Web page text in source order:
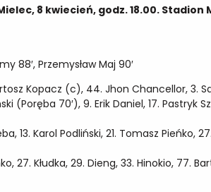
8 kwiecień, godz. 18.00. Stadion
88′, Przemysław Maj 90′
Kopacz (c), 44. Jhon Chancellor, 3.
(Poręba 70′), 9. Erik Daniel, 17. Pastryk
13. Karol Podliński, 21. Tomasz Pieńko,
27. Kłudka, 29. Dieng, 33. Hinokio, 77.